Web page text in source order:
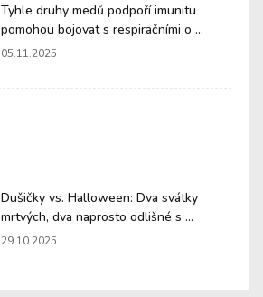
Tyhle druhy medů podpoří imunitu
pomohou bojovat s respiračními o ...
05.11.2025
Dušičky vs. Halloween: Dva svátky
mrtvých, dva naprosto odlišné s ...
29.10.2025